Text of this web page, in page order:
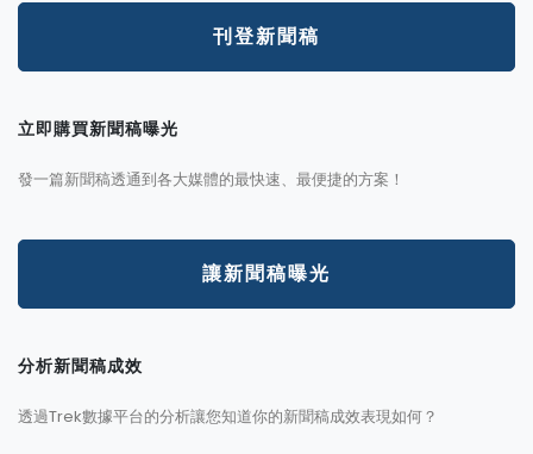
刊登新聞稿
立即購買新聞稿曝光
發一篇新聞稿透通到各大媒體的最快速、最便捷的方案！
讓新聞稿曝光
分析新聞稿成效
透過Trek數據平台的分析讓您知道你的新聞稿成效表現如何？